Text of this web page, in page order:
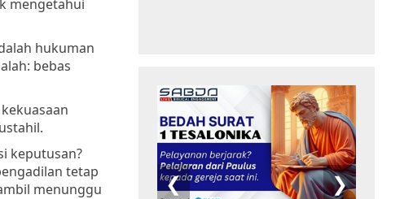
mengetahui
hukuman
bebas
keputusan?
tetap
menunggu